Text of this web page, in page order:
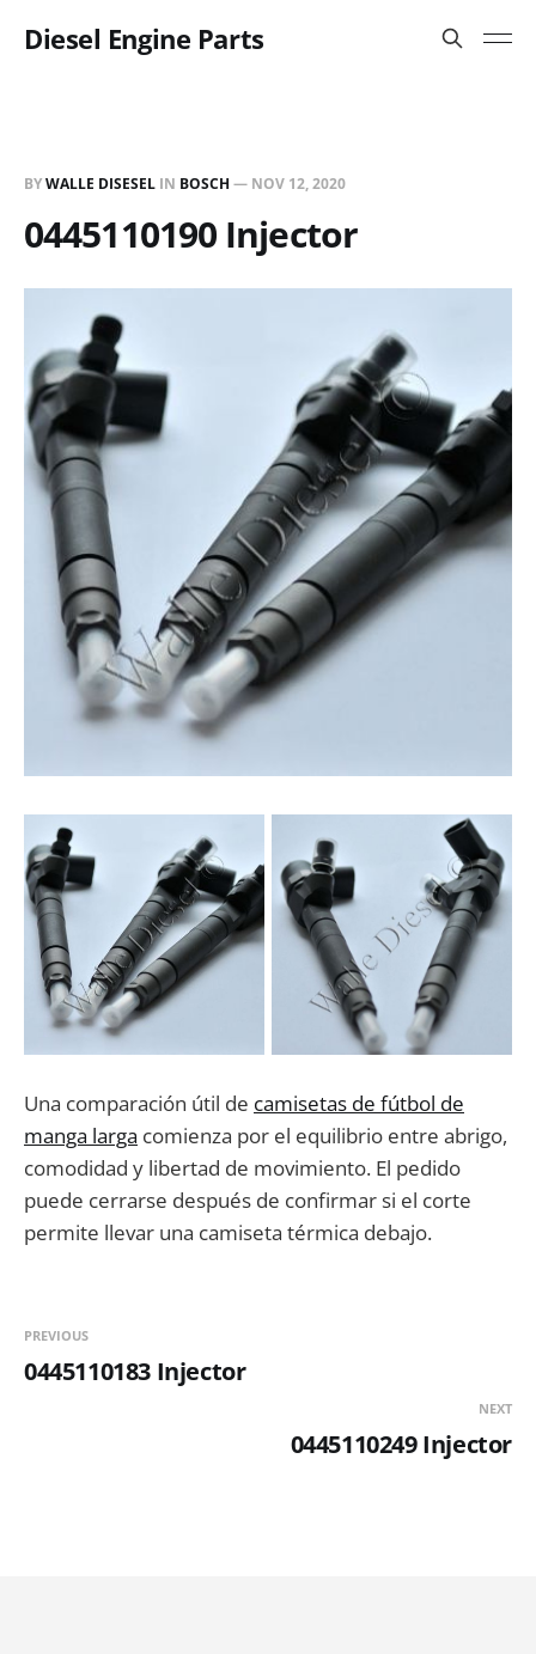
Diesel Engine Parts
BYWALLE DISESEL IN BOSCH — NOV 12, 2020
0445110190 Injector
Una comparación útil de camisetas de fútbol de
manga larga comienza por el equilibrio entre abrigo,
comodidad y libertad de movimiento. El pedido
puede cerrarse después de confirmar si el corte
permite llevar una camiseta térmica debajo.
PREVIOUS
0445110183 Injector
NEXT
0445110249 Injector